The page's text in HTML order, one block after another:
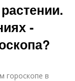
-
гороскопе в